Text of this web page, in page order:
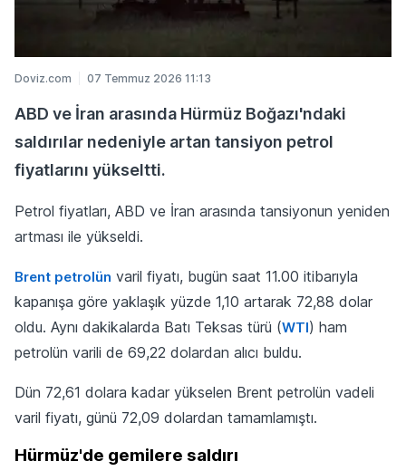
Doviz.com 07 Temmuz 2026 11:13
ABD ve İran arasında Hürmüz Boğazı'ndaki
saldırılar nedeniyle artan tansiyon petrol
fiyatlarını yükseltti.
Petrol fiyatları, ABD ve İran arasında tansiyonun yeniden
artması ile yükseldi.
Brent petrolün varil fiyatı, bugün saat 11.00 itibarıyla
kapanışa göre yaklaşık yüzde 1,10 artarak 72,88 dolar
oldu. Aynı dakikalarda Batı Teksas türü (WTI) ham
petrolün varili de 69,22 dolardan alıcı buldu.
Dün 72,61 dolara kadar yükselen Brent petrolün vadeli
varil fiyatı, günü 72,09 dolardan tamamlamıştı.
Hürmüz'de gemilere saldırı